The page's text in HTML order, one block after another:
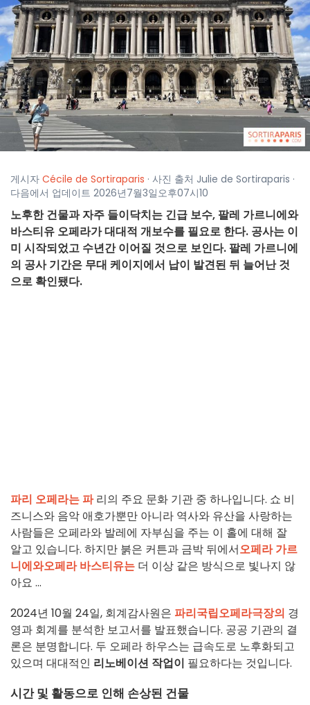
게시자 Cécile de Sortiraparis · 사진 출처 Julie de Sortiraparis ·
다음에서 업데이트 2026년7월3일오후07시10
노후한 건물과 자주 들이닥치는 긴급 보수, 팔레 가르니에와
바스티유 오페라가 대대적 개보수를 필요로 한다. 공사는 이
미 시작되었고 수년간 이어질 것으로 보인다. 팔레 가르니에
의 공사 기간은 무대 케이지에서 납이 발견된 뒤 늘어난 것
으로 확인됐다.
파리 오페라는 파리의 주요 문화 기관 중 하나입니다. 쇼 비
즈니스와 음악 애호가뿐만 아니라 역사와 유산을 사랑하는
사람들은 오페라와 발레에 자부심을 주는 이 홀에 대해 잘
알고 있습니다. 하지만 붉은 커튼과 금박 뒤에서오페라 가르
니에와오페라 바스티유는 더 이상 같은 방식으로 빛나지 않
아요 ...
2024년 10월 24일, 회계감사원은 파리국립오페라극장의 경
영과 회계를 분석한 보고서를 발표했습니다. 공공 기관의 결
론은 분명합니다. 두 오페라 하우스는 급속도로 노후화되고
있으며 대대적인 리노베이션 작업이 필요하다는 것입니다.
시간 및 활동으로 인해 손상된 건물